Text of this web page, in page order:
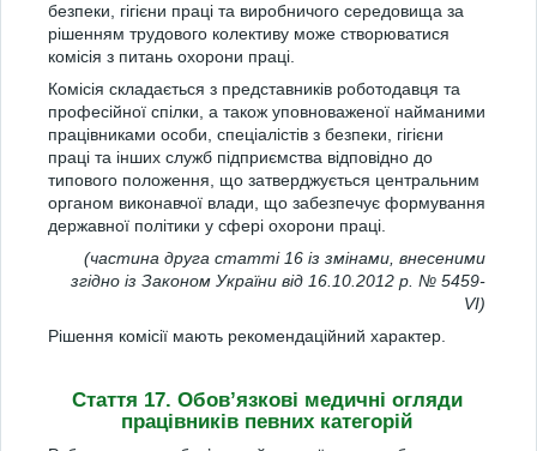
безпеки, гігієни праці та виробничого середовища за
рішенням трудового колективу може створюватися
комісія з питань охорони праці.
Комісія складається з представників роботодавця та
професійної спілки, а також уповноваженої найманими
працівниками особи, спеціалістів з безпеки, гігієни
праці та інших служб підприємства відповідно до
типового положення, що затверджується центральним
органом виконавчої влади, що забезпечує формування
державної політики у сфері охорони праці.
(частина друга статті 16 із змінами, внесеними
згідно із Законом України від 16.10.2012 р. № 5459-
VI)
Рішення комісії мають рекомендаційний характер.
Стаття 17. Обов’язкові медичні огляди
працівників певних категорій